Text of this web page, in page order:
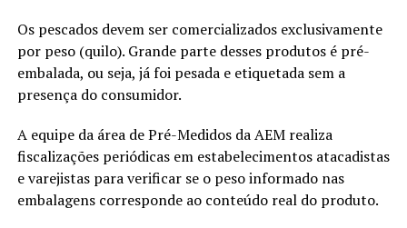
Os pescados devem ser comercializados exclusivamente
por peso (quilo). Grande parte desses produtos é pré-
embalada, ou seja, já foi pesada e etiquetada sem a
presença do consumidor.
A equipe da área de Pré-Medidos da AEM realiza
fiscalizações periódicas em estabelecimentos atacadistas
e varejistas para verificar se o peso informado nas
embalagens corresponde ao conteúdo real do produto.